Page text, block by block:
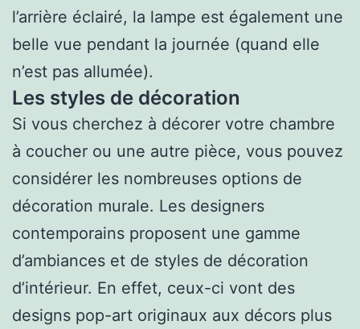
l’arrière éclairé, la lampe est également une
belle vue pendant la journée (quand elle
n’est pas allumée).
Les styles de décoration
Si vous cherchez à décorer votre chambre
à coucher ou une autre pièce, vous pouvez
considérer les nombreuses options de
décoration murale. Les designers
contemporains proposent une gamme
d’ambiances et de styles de décoration
d’intérieur. En effet, ceux-ci vont des
designs pop-art originaux aux décors plus